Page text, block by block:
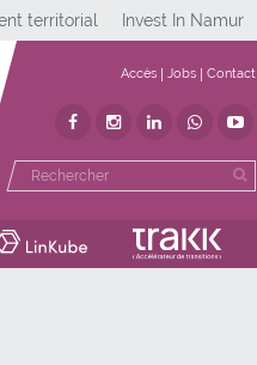
territorial Invest In Namur
Accès Jobs Contact